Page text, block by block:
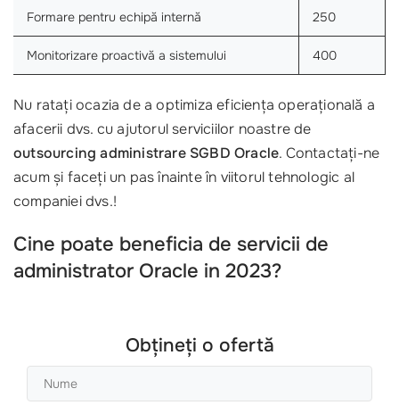
Formare pentru echipă internă 250
Monitorizare proactivă a sistemului 400
Nu ratați ocazia de a optimiza eficiența operațională a
afacerii dvs. cu ajutorul serviciilor noastre de
outsourcing administrare SGBD Oracle. Contactați-ne
acum și faceți un pas înainte în viitorul tehnologic al
companiei dvs.!
Cine poate beneficia de servicii de
administrator Oracle in 2023?
Obțineți o ofertă